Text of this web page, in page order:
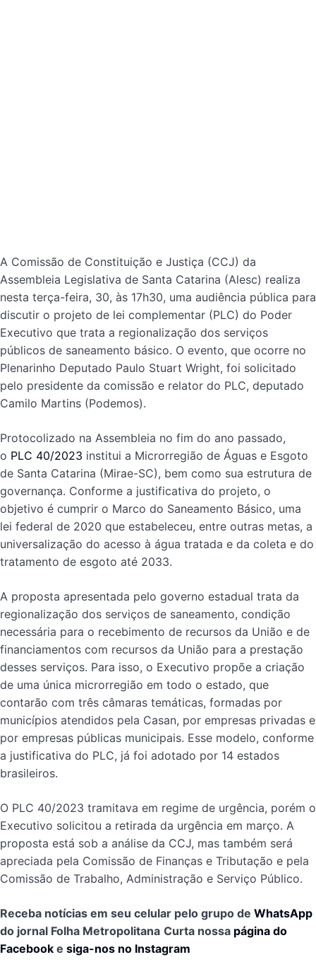
A Comissão de Constituição e Justiça (CCJ) da
Assembleia Legislativa de Santa Catarina (Alesc) realiza
nesta terça-feira, 30, às 17h30, uma audiência pública para
discutir o projeto de lei complementar (PLC) do Poder
Executivo que trata a regionalização dos serviços
públicos de saneamento básico. O evento, que ocorre no
Plenarinho Deputado Paulo Stuart Wright, foi solicitado
pelo presidente da comissão e relator do PLC, deputado
Camilo Martins (Podemos).
Protocolizado na Assembleia no fim do ano passado,
o PLC 40/2023 institui a Microrregião de Águas e Esgoto
de Santa Catarina (Mirae-SC), bem como sua estrutura de
governança. Conforme a justificativa do projeto, o
objetivo é cumprir o Marco do Saneamento Básico, uma
lei federal de 2020 que estabeleceu, entre outras metas, a
universalização do acesso à água tratada e da coleta e do
tratamento de esgoto até 2033.
A proposta apresentada pelo governo estadual trata da
regionalização dos serviços de saneamento, condição
necessária para o recebimento de recursos da União e de
financiamentos com recursos da União para a prestação
desses serviços. Para isso, o Executivo propõe a criação
de uma única microrregião em todo o estado, que
contarão com três câmaras temáticas, formadas por
municípios atendidos pela Casan, por empresas privadas e
por empresas públicas municipais. Esse modelo, conforme
a justificativa do PLC, já foi adotado por 14 estados
brasileiros.
O PLC 40/2023 tramitava em regime de urgência, porém o
Executivo solicitou a retirada da urgência em março. A
proposta está sob a análise da CCJ, mas também será
apreciada pela Comissão de Finanças e Tributação e pela
Comissão de Trabalho, Administração e Serviço Público.
Receba notícias em seu celular pelo grupo de WhatsApp
do jornal Folha Metropolitana Curta nossa página do
Facebook e siga-nos no Instagram